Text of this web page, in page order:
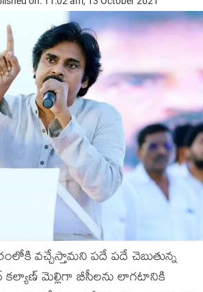
వచ్చేస్తామని పదే పదే చెబుతున్న
మెల్లిగా బీసీలను లాగటానికి